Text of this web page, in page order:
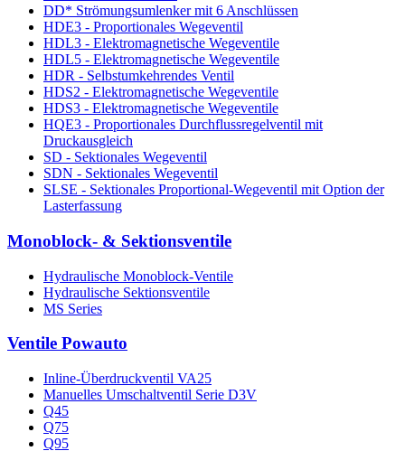
DD* Strömungsumlenker mit 6 Anschlüssen
HDE3 - Proportionales Wegeventil
HDL3 - Elektromagnetische Wegeventile
HDL5 - Elektromagnetische Wegeventile
HDR - Selbstumkehrendes Ventil
HDS2 - Elektromagnetische Wegeventile
HDS3 - Elektromagnetische Wegeventile
HQE3 - Proportionales Durchflussregelventil mit
Druckausgleich
SD - Sektionales Wegeventil
SDN - Sektionales Wegeventil
SLSE - Sektionales Proportional-Wegeventil mit Option der
Lasterfassung
Monoblock- & Sektionsventile
Hydraulische Monoblock-Ventile
Hydraulische Sektionsventile
MS Series
Ventile Powauto
Inline-Überdruckventil VA25
Manuelles Umschaltventil Serie D3V
Q45
Q75
Q95